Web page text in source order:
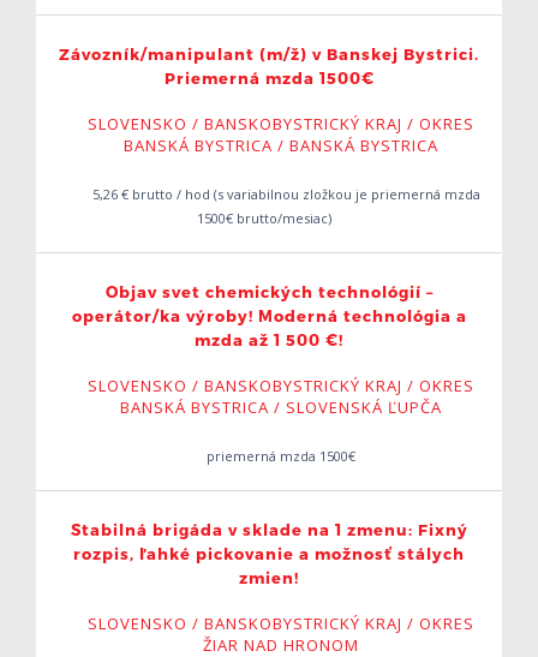
Okres Zvolen 0
Košický kraj 13
Závozník/manipulant (m/ž) v Banskej Bystrici.
Priemerná mzda 1500€
SLOVENSKO / BANSKOBYSTRICKÝ KRAJ / OKRES
BANSKÁ BYSTRICA / BANSKÁ BYSTRICA
5,26 € brutto / hod (s variabilnou zložkou je priemerná mzda
1500€ brutto/mesiac)
Objav svet chemických technológií –
operátor/ka výroby! Moderná technológia a
mzda až 1 500 €!
SLOVENSKO / BANSKOBYSTRICKÝ KRAJ / OKRES
BANSKÁ BYSTRICA / SLOVENSKÁ ĽUPČA
priemerná mzda 1500€
Stabilná brigáda v sklade na 1 zmenu: Fixný
rozpis, ľahké pickovanie a možnosť stálych
zmien!
SLOVENSKO / BANSKOBYSTRICKÝ KRAJ / OKRES
ŽIAR NAD HRONOM